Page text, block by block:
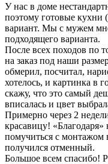
У нас в доме
поэтому готовые
вариант. Мы с мужем
подходящего варианта.
После всех походов по
на заказ под наши
обмерил, посчитал,
хотелось, и картинка в
скажу, что это самый
вписалась и цвет
Примерно через 2
красавицу!
помучиться с монтажом
получился отменный.
Большое всем спасибо!